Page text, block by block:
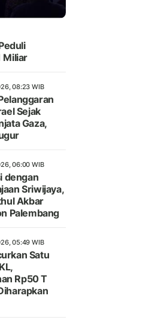
Miliar
08:23 WIB
Sejak
Gaza,
06:00 WIB
dengan
Sriwijaya,
Akbar
Palembang
05:49 WIB
Satu
Rp50 T